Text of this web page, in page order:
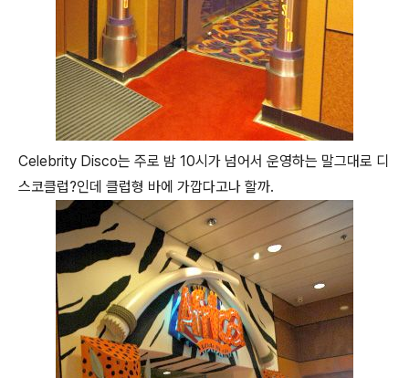
Celebrity Disco는 주로 밤 10시가 넘어서 운영하는 말그대로 디
스코클럽?인데 클럽형 바에 가깝다고나 할까.